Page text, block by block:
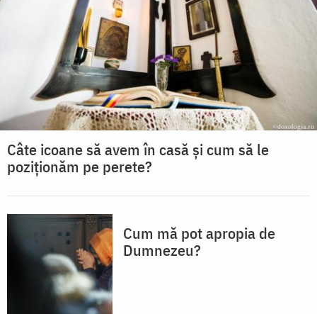
Câte icoane să avem în casă și cum să le
poziționăm pe perete?
Cum mă pot apropia de
Dumnezeu?